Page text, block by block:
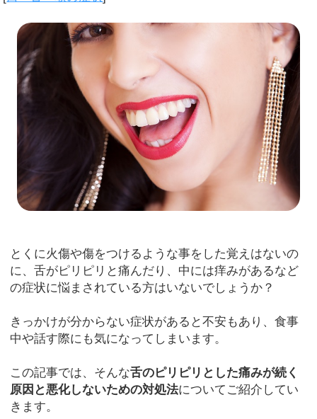
とくに火傷や傷をつけるような事をした覚えはないの
に、舌がピリピリと痛んだり、中には痒みがあるなど
の症状に悩まされている方はいないでしょうか？
きっかけが分からない症状があると不安もあり、食事
中や話す際にも気になってしまいます。
この記事では、そんな舌のピリピリとした痛みが続く
原因と悪化しないための対処法についてご紹介してい
きます。